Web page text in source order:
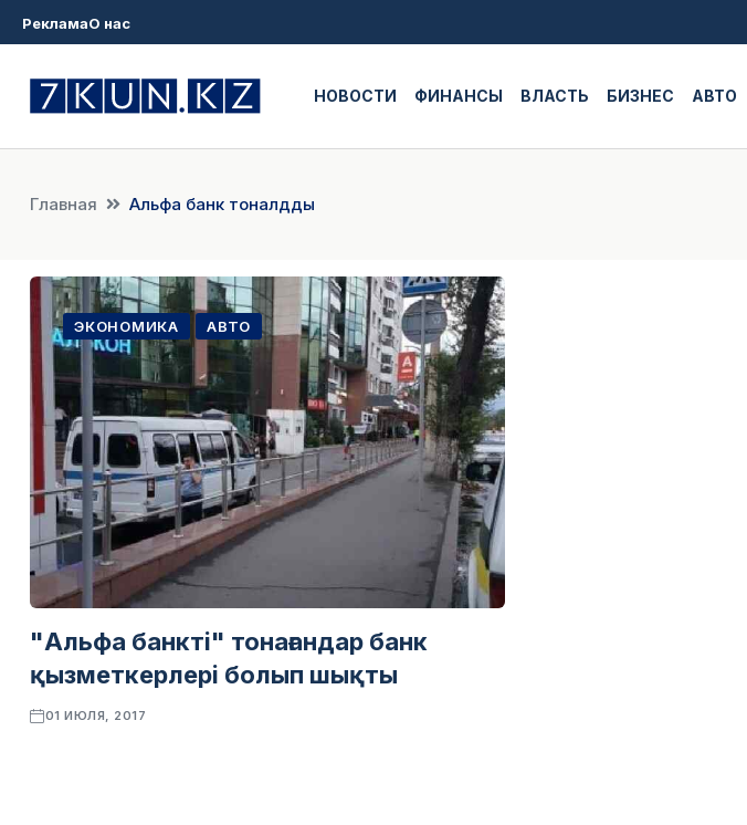
РекламаО нас
НОВОСТИ ФИНАНСЫ ВЛАСТЬ БИЗНЕС АВТО
Главная Альфа банк тоналдды
ЭКОНОМИКА АВТО
"Альфа банкті" тонағандар банк
қызметкерлері болып шықты
01 ИЮЛЯ, 2017